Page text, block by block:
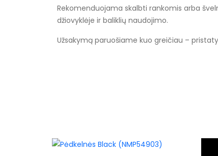
Rekomenduojama skalbti rankomis arba
džiovyklėje ir baliklių naudojimo.
Užsakymą paruošiame kuo greičiau –